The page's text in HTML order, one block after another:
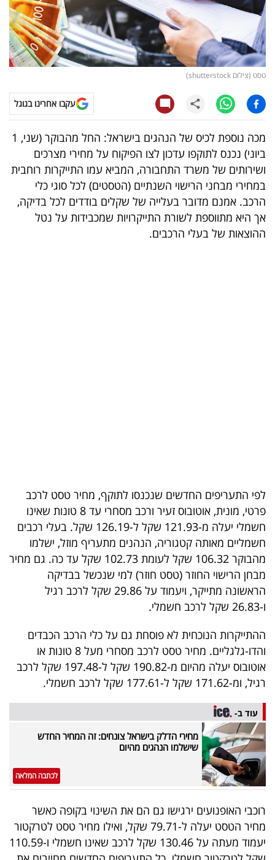
רכילות
עסקית
קריפטו
טלוויזיה
עסקי
ספורט
קריירה
ולימודים
מינויים
הכלכלי
פודקאסט
40
UNDER
40
שיתופי
פעולה
דרושים
ניוזלטרים
אדום
טסט (צילום shutterstock)
עקבו אחרינו בגוגל
מכה נוספת לכיס של הנהגים בישראל: החל מהבוקר (שני, 1
ביוני) נכנס לתוקפו עדכון לצו הפיקוח על מחירי מצרכים
ושירותים של משרד התחבורה, המביא עמו התייקרות רוחבית
במחירי מבחני הרישוי השנתיים (הטסטים) לכל סוגי כלי
הרכב. אמנם מדובר בעלייה של שקלים בודדים לכל בדיקה,
אך היא מתווספת לשורת התייקרויות שמכבידות על נטל
ההוצאות של בעלי הרכבים.
לפי התעריפים החדשים שנכנסו לתוקף, מחיר טסט לרכב
פרטי, מונית, אוטובוס זעיר ורכב מסחרי עד 8 טונות שאינו
חשמלי יעלה מ-121.93 שקל ל-126.19 שקל. בעלי רכבים
חשמליים מאותה קטגוריה, הנהנים מתעריף מוזל, ישלמו
מהבוקר 106.32 שקל לעומת 102.73 שקל עד כה. גם מחיר
מבחן הרישוי החוזר (טסט חוזר) למי שנכשל בבדיקה
הראשונה מתייקר, ויעמוד על 29.86 שקל לרכב רגיל
ו-26.83 שקל לרכב חשמלי.
ההתייקרות הנוכחית לא פוסחת גם על כלי הרכב הכבדים
והדו-גלגליים. מחיר טסט לרכב מסחרי מעל 8 טונות או
אוטובוס יעלה מהיום מ-190.82 שקל ל-197.48 שקל לרכב
רגיל, ומ-171.62 שקל ל-177.61 שקל לרכב חשמלי.
עוד ב-
מחירי הדלק בישראל צונחים: זה המחיר החדש
שישלמו הנהגים מהיום
לכתבה המלאה
רוכבי האופנועים ירגישו גם הם את השינוי בקופה כאשר
מחיר הטסט יעלה ל-79.71 שקל, ואילו מחיר טסט לטרקטור
יעמוד מעתה על 130.46 שקל לרכב שאינו חשמלי ו-110.59